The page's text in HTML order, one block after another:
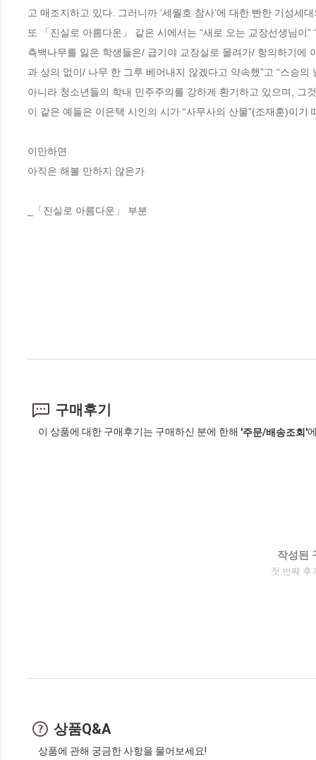
고 매조지하고 있다. 그러니까 ‘세월호 참사’에 대한 빤한 기성
또 「진실로 아름다운」 같은 시에서는 “새로 오는 교장선생님이
측백나무를 잃은 학생들은/ 급기야 교장실로 몰려가/ 항의하기에
과 상의 없이/ 나무 한 그루 베어내지 않겠다고 약속했”고 “스승
아니라 청소년들의 학내 민주주의를 강하게 환기하고 있으며, 그
이 같은 예들은 이은택 시인의 시가 “사무사의 산물”(조재훈)이기
이만하면
아직은 해볼 만하지 않은가
_「진실로 아름다운」 부분
구매후기
이 상품에 대한 구매후기는 구매하신 분에 한해 '주문/배송조회'
작성된
첫 번째 후
상품Q&A
상품에 관해 궁금한 사항을 물어보세요!